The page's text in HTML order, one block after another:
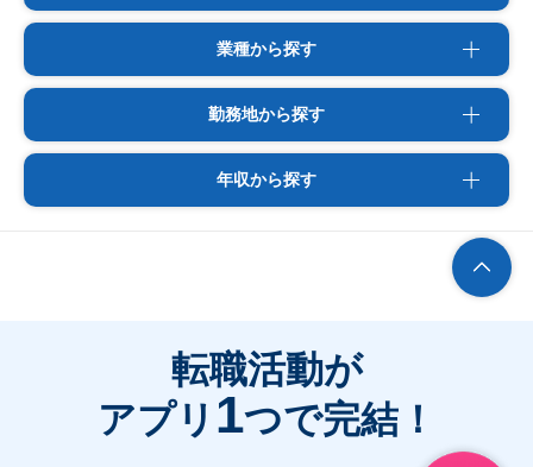
業種から探す
勤務地から探す
年収から探す
転職活動が
アプリ 1つで完結！